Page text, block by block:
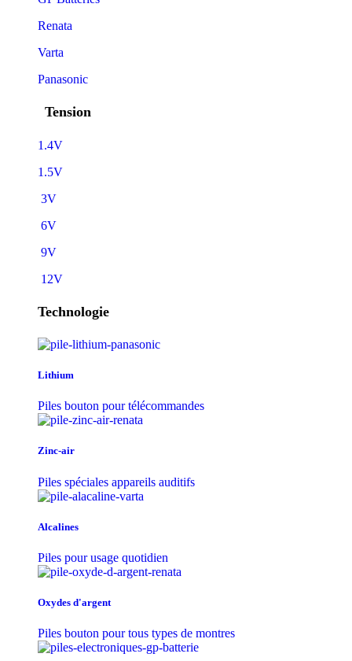
Renata
Varta
Panasonic
Tension
1.4V
1.5V
3V
6V
9V
12V
Technologie
Lithium
Piles bouton pour télécommandes
Zinc-air
Piles spéciales appareils auditifs
Alcalines
Piles pour usage quotidien
Oxydes d'argent
Piles bouton pour tous types de montres